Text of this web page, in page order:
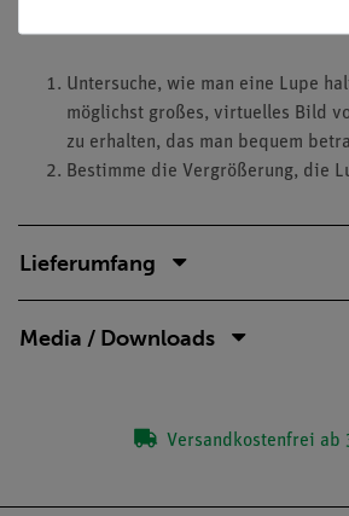
Untersuche, wie man eine Lupe
möglichst großes, virtuelles Bild
zu erhalten, das man bequem
Bestimme die Vergrößerung, die
Lieferumfang
Media / Downloads
Versandkostenfrei ab